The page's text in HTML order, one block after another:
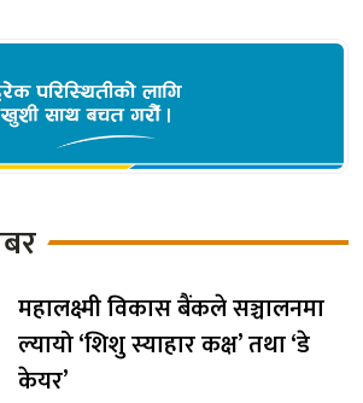
महालक्ष्मी विकास बैंकले सञ्चालनमा
ल्यायो ‘शिशु स्याहार कक्ष’ तथा ‘डे
केयर’